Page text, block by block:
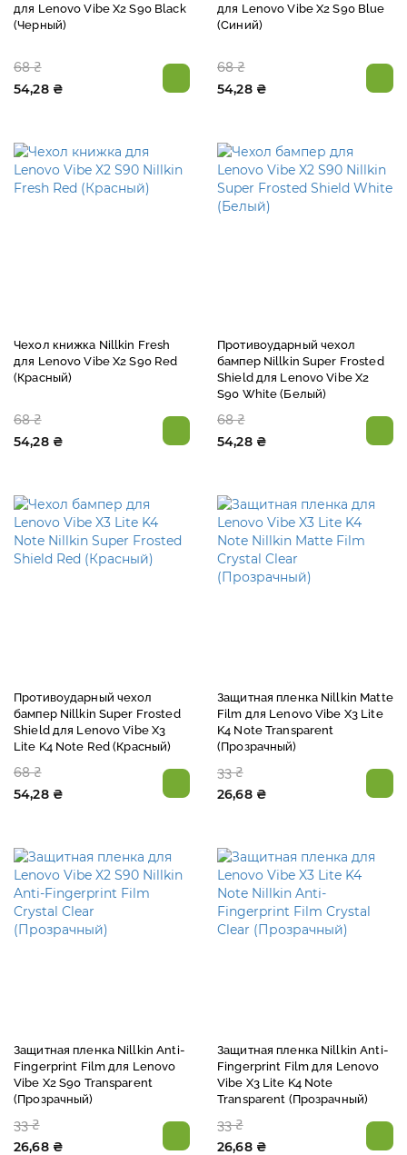
для Lenovo Vibe X2 S90 Black
(Черный)
68 ₴
54,28 ₴
для Lenovo Vibe X2 S90 Blue
(Синий)
68 ₴
54,28 ₴
Чехол книжка Nillkin Fresh
для Lenovo Vibe X2 S90 Red
(Красный)
68 ₴
54,28 ₴
Противоударный чехол
бампер Nillkin Super Frosted
Shield для Lenovo Vibe X2
S90 White (Белый)
68 ₴
54,28 ₴
Противоударный чехол
бампер Nillkin Super Frosted
Shield для Lenovo Vibe X3
Lite K4 Note Red (Красный)
68 ₴
54,28 ₴
Защитная пленка Nillkin Matte
Film для Lenovo Vibe X3 Lite
K4 Note Transparent
(Прозрачный)
33 ₴
26,68 ₴
Защитная пленка Nillkin Anti-
Fingerprint Film для Lenovo
Vibe X2 S90 Transparent
(Прозрачный)
33 ₴
26,68 ₴
Защитная пленка Nillkin Anti-
Fingerprint Film для Lenovo
Vibe X3 Lite K4 Note
Transparent (Прозрачный)
33 ₴
26,68 ₴